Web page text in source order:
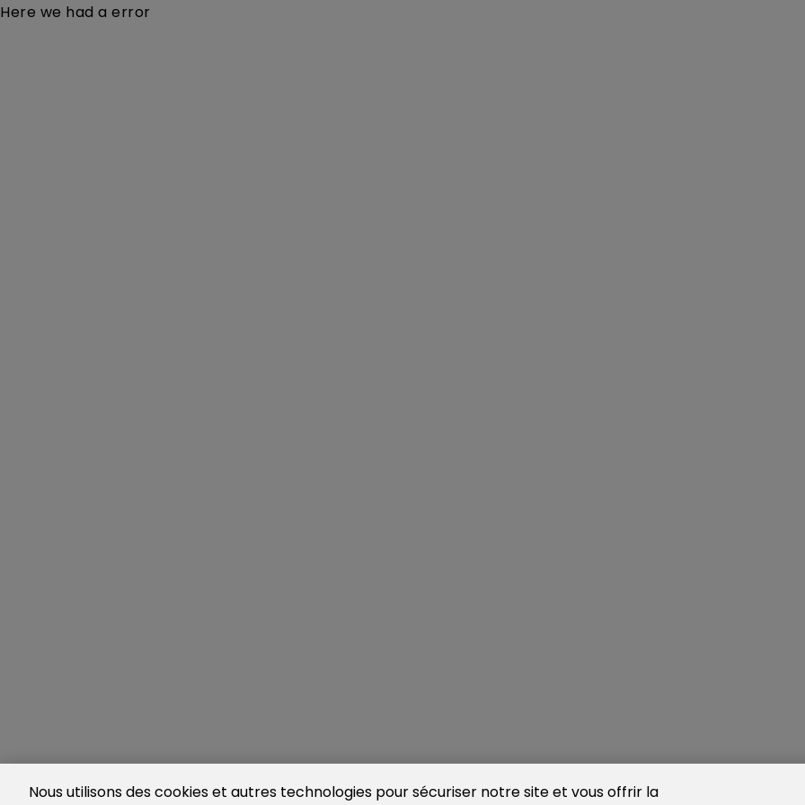
Here we had a error
Nous utilisons des cookies et autres technologies pour sécuriser notre site et vous offrir la